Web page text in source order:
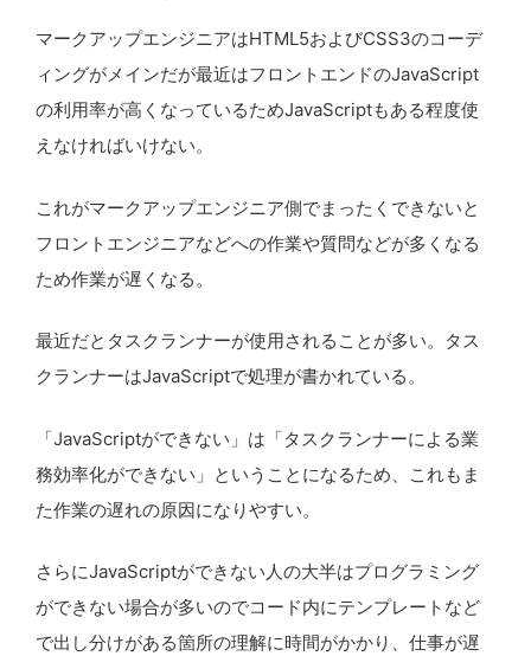
マークアップエンジニアはHTML5およびCSS3のコーデ
ィングがメインだが最近はフロントエンドのJavaScript
の利用率が高くなっているためJavaScriptもある程度使
えなければいけない。
これがマークアップエンジニア側でまったくできないと
フロントエンジニアなどへの作業や質問などが多くなる
ため作業が遅くなる。
最近だとタスクランナーが使用されることが多い。タス
クランナーはJavaScriptで処理が書かれている。
「JavaScriptができない」は「タスクランナーによる業
務効率化ができない」ということになるため、これもま
た作業の遅れの原因になりやすい。
さらにJavaScriptができない人の大半はプログラミング
ができない場合が多いのでコード内にテンプレートなど
で出し分けがある箇所の理解に時間がかかり、仕事が遅